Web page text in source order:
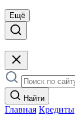
Ещё
Найти
Главная Кредиты